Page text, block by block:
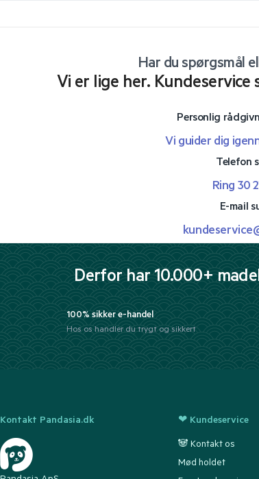
Har du spørgsmål
Vi er lige her.
Personlig
Vi guider dig
Telefon
Ring 30
E-mail
Derfor har 10.000+
100% sikker e-handel
Hos os handler du trygt og sikkert
Kontakt Pandasia.dk ❤ Kundeservice
🐼 Kontakt os
Mød holdet